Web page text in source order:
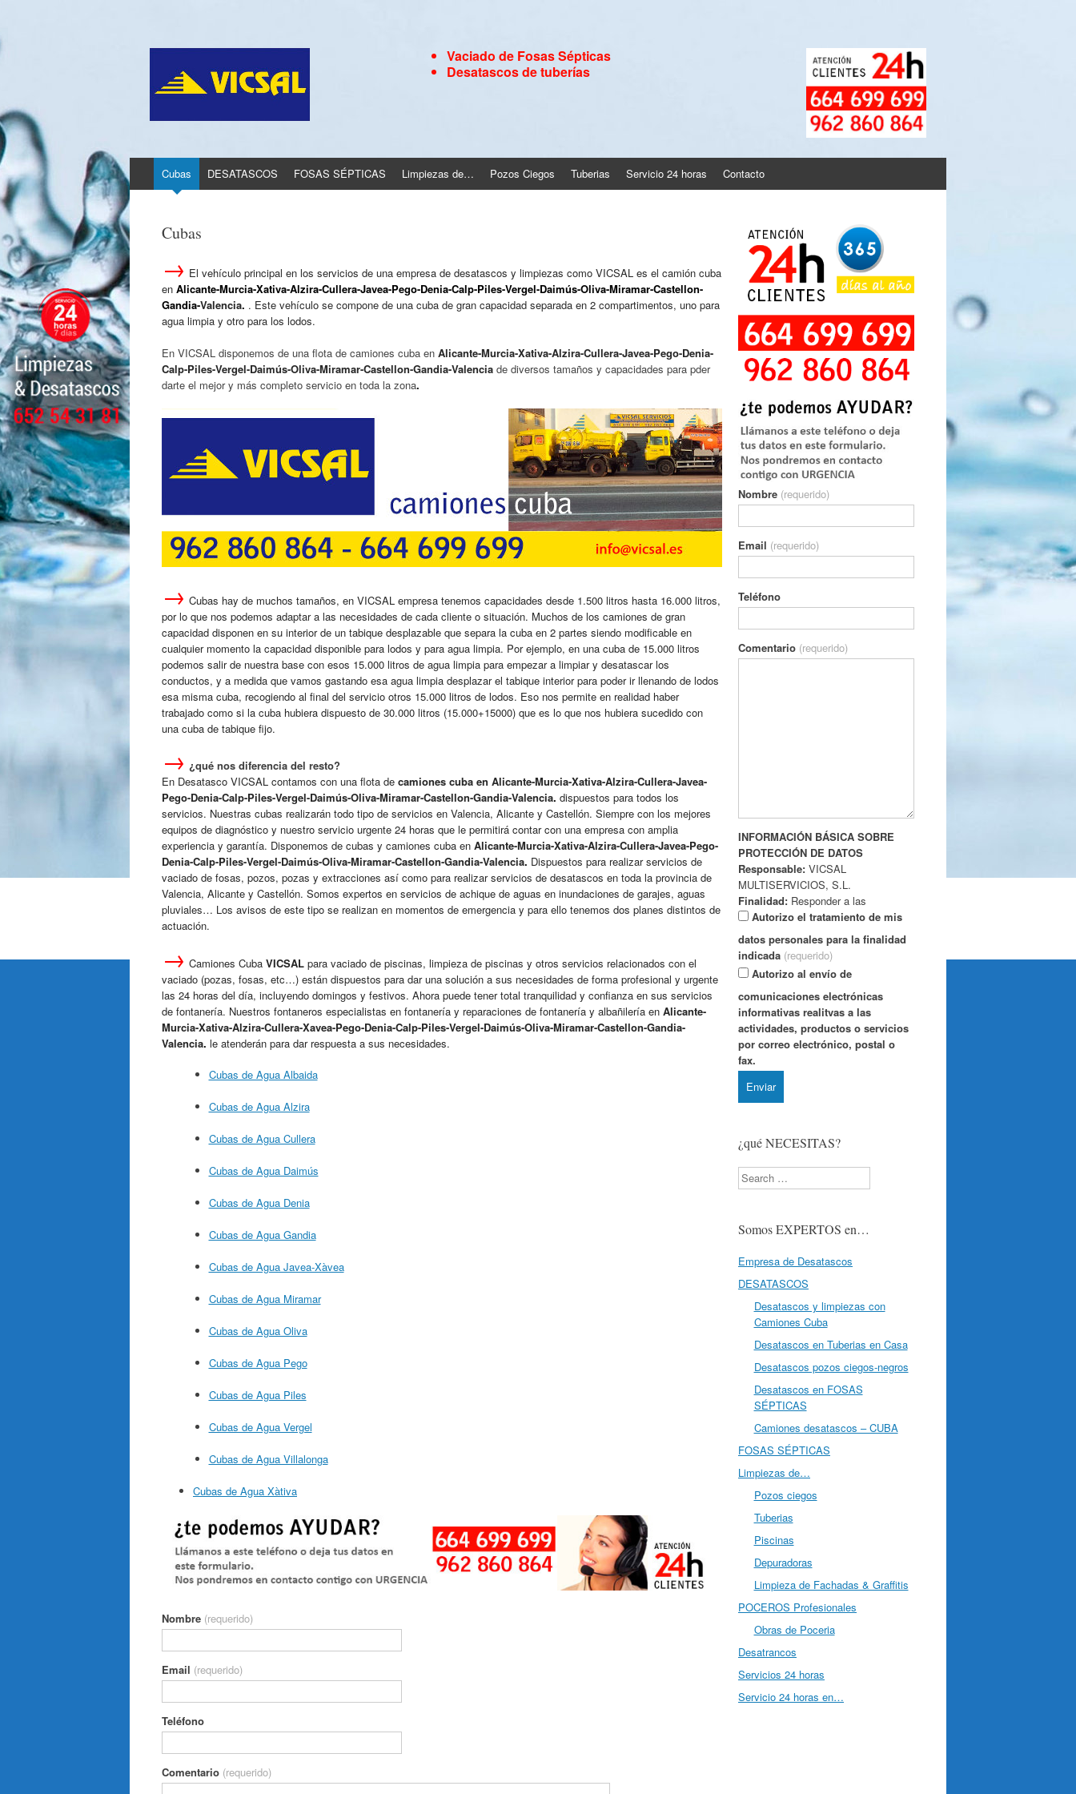
Vaciado de Fosas Sépticas
Desatascos de tuberías
al
Cubas DESATASCOS FOSAS SÉPTICAS Limpiezas de… Pozos Ciegos Tuberias Servicio 24 horas Contacto
Cubas
→ El vehículo principal en los servicios de una empresa de desatascos y limpiezas como VICSAL es el camión cuba
en Alicante-Murcia-Xativa-Alzira-Cullera-Javea-Pego-Denia-Calp-Piles-Vergel-Daimús-Oliva-Miramar-Castellon-
Gandia-Valencia. . Este vehículo se compone de una cuba de gran capacidad separada en 2 compartimentos, uno para
agua limpia y otro para los lodos.
En VICSAL disponemos de una flota de camiones cuba en Alicante-Murcia-Xativa-Alzira-Cullera-Javea-Pego-Denia-
Calp-Piles-Vergel-Daimús-Oliva-Miramar-Castellon-Gandia-Valencia de diversos tamaños y capacidades para pder
darte el mejor y más completo servicio en toda la zona.
→ Cubas hay de muchos tamaños, en VICSAL empresa tenemos capacidades desde 1.500 litros hasta 16.000 litros,
por lo que nos podemos adaptar a las necesidades de cada cliente o situación. Muchos de los camiones de gran
capacidad disponen en su interior de un tabique desplazable que separa la cuba en 2 partes siendo modificable en
cualquier momento la capacidad disponible para lodos y para agua limpia. Por ejemplo, en una cuba de 15.000 litros
podemos salir de nuestra base con esos 15.000 litros de agua limpia para empezar a limpiar y desatascar los
conductos, y a medida que vamos gastando esa agua limpia desplazar el tabique interior para poder ir llenando de lodos
esa misma cuba, recogiendo al final del servicio otros 15.000 litros de lodos. Eso nos permite en realidad haber
trabajado como si la cuba hubiera dispuesto de 30.000 litros (15.000+15000) que es lo que nos hubiera sucedido con
una cuba de tabique fijo.
→ ¿qué nos diferencia del resto?
En Desatasco VICSAL contamos con una flota de camiones cuba en Alicante-Murcia-Xativa-Alzira-Cullera-Javea-
Pego-Denia-Calp-Piles-Vergel-Daimús-Oliva-Miramar-Castellon-Gandia-Valencia. dispuestos para todos los
servicios. Nuestras cubas realizarán todo tipo de servicios en Valencia, Alicante y Castellón. Siempre con los mejores
equipos de diagnóstico y nuestro servicio urgente 24 horas que le permitirá contar con una empresa con amplia
experiencia y garantía. Disponemos de cubas y camiones cuba en Alicante-Murcia-Xativa-Alzira-Cullera-Javea-Pego-
Denia-Calp-Piles-Vergel-Daimús-Oliva-Miramar-Castellon-Gandia-Valencia. Dispuestos para realizar servicios de
vaciado de fosas, pozos, pozas y extracciones así como para realizar servicios de desatascos en toda la provincia de
Valencia, Alicante y Castellón. Somos expertos en servicios de achique de aguas en inundaciones de garajes, aguas
pluviales… Los avisos de este tipo se realizan en momentos de emergencia y para ello tenemos dos planes distintos de
actuación.
→ Camiones Cuba VICSAL para vaciado de piscinas, limpieza de piscinas y otros servicios relacionados con el
vaciado (pozas, fosas, etc…) están dispuestos para dar una solución a sus necesidades de forma profesional y urgente
las 24 horas del día, incluyendo domingos y festivos. Ahora puede tener total tranquilidad y confianza en sus servicios
de fontanería. Nuestros fontaneros especialistas en fontanería y reparaciones de fontanería y albañilería en Alicante-
Murcia-Xativa-Alzira-Cullera-Xavea-Pego-Denia-Calp-Piles-Vergel-Daimús-Oliva-Miramar-Castellon-Gandia-
Valencia. le atenderán para dar respuesta a sus necesidades.
Cubas de Agua Albaida
Cubas de Agua Alzira
Cubas de Agua Cullera
Cubas de Agua Daimús
Cubas de Agua Denia
Cubas de Agua Gandia
Cubas de Agua Javea-Xàvea
Cubas de Agua Miramar
Cubas de Agua Oliva
Cubas de Agua Pego
Cubas de Agua Piles
Cubas de Agua Vergel
Cubas de Agua Villalonga
Cubas de Agua Xàtiva
Nombre (requerido)
Email (requerido)
Teléfono
Comentario (requerido)
Nombre (requerido)
Email (requerido)
Teléfono
Comentario (requerido)
INFORMACIÓN BÁSICA SOBRE
PROTECCIÓN DE DATOS
Responsable: VICSAL
MULTISERVICIOS, S.L.
Finalidad: Responder a las
preguntas y/o consultas formuladas a
través del formulario web de
contacto; facilitar ofertas de los
servicios y/o productos de las
empresas que puedan ser de su
interés.
Derechos:Acceso, rectificación,
supresión y portabilidad de sus datos,
de limitación y oposición a su
tratamiento así como, a no ser objeto
en el tratamiento automatizado de
consultar información adicional y
Privacidad.
Autorizo el tratamiento de mis
datos personales para la finalidad
indicada (requerido)
Autorizo al envío de
comunicaciones electrónicas
informativas realitvas a las
actividades, productos o servicios
por correo electrónico, postal o
fax.
¿qué NECESITAS?
Search
Somos EXPERTOS en…
Empresa de Desatascos
DESATASCOS
Desatascos y limpiezas con
Camiones Cuba
Desatascos en Tuberias en Casa
Desatascos pozos ciegos-negros
Desatascos en FOSAS
SÉPTICAS
Camiones desatascos – CUBA
FOSAS SÉPTICAS
Limpiezas de…
Pozos ciegos
Tuberias
Piscinas
Depuradoras
Limpieza de Fachadas & Graffitis
POCEROS Profesionales
Obras de Poceria
Desatrancos
Servicios 24 horas
Servicio 24 horas en…